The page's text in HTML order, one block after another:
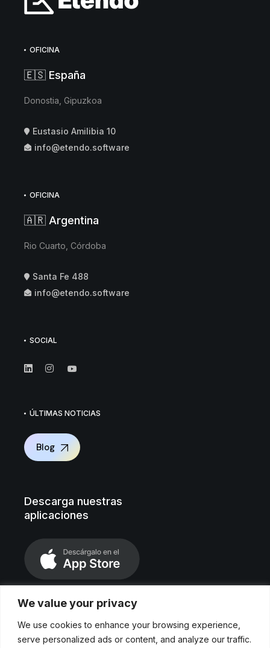
We value your privacy
We use cookies to enhance your browsing experience,
serve personalized ads or content, and analyze our traffic.
OFICINA
🇪🇸 España
Donostia, Gipuzkoa
Eustasio Amilibia 10
info@etendo.software
OFICINA
🇦🇷 Argentina
Rio Cuarto, Córdoba
Santa Fe 488
info@etendo.software
SOCIAL
ÚLTIMAS NOTICIAS
Blog
Descarga nuestras
aplicaciones